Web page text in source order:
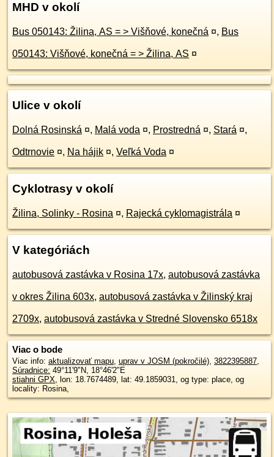
MHD v okolí
Bus 050143: Žilina, AS = > Višňové, konečná ¤, Bus
050143: Višňové, konečná = > Žilina, AS ¤
Ulice v okolí
Dolná Rosinská ¤, Malá voda ¤, Prostredná ¤, Stará ¤,
Odtrnovie ¤, Na hájik ¤, Veľká Voda ¤
Cyklotrasy v okolí
Žilina, Solinky - Rosina ¤, Rajecká cyklomagistrála ¤
V kategóriách
autobusová zastávka v Rosina 17x, autobusová zastávka
v okres Žilina 603x, autobusová zastávka v Žilinský kraj
2709x, autobusová zastávka v Stredné Slovensko 6518x
Viac o bode
Viac info: aktualizovať mapu, uprav v JOSM (pokročilé), 3822395887,
Súradnice: 49°11'9"N, 18°46'2"E
stiahni GPX, lon: 18.7674489, lat: 49.1859031, og type: place, og
locality: Rosina,